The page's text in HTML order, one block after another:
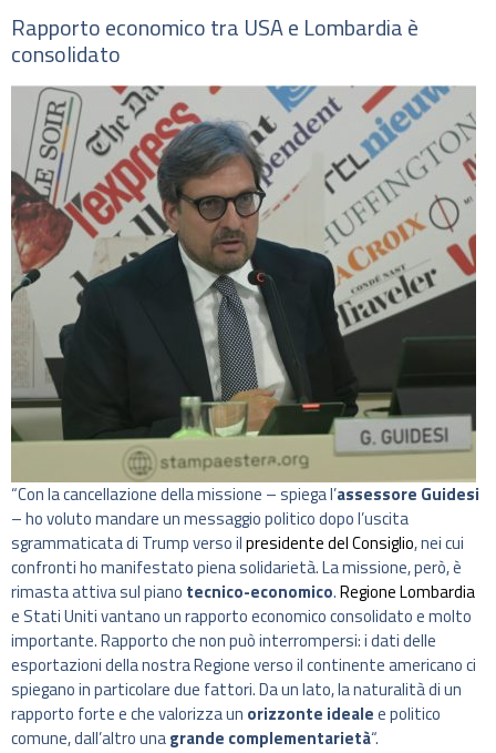
Rapporto economico tra USA e Lombardia è
consolidato
“Con la cancellazione della missione – spiega l’assessore Guidesi
– ho voluto mandare un messaggio politico dopo l’uscita
sgrammaticata di Trump verso ilpresidente del Consiglio, nei cui
confronti ho manifestato piena solidarietà. La missione, però, è
rimasta attiva sul piano tecnico-economico.Regione Lombardia
e Stati Uniti vantano un rapporto economico consolidato e molto
importante. Rapporto che non può interrompersi: i dati delle
esportazioni della nostra Regione verso il continente americano ci
spiegano in particolare due fattori. Da un lato, la naturalità di un
rapporto forte e che valorizza un orizzonte idealee politico
comune, dall’altro unagrande complementarietà“.